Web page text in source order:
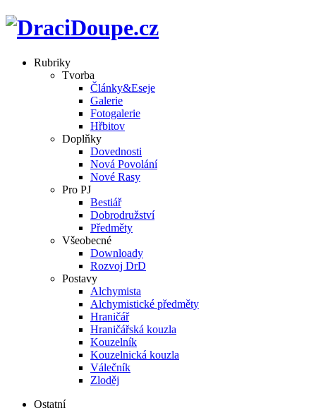
Rubriky
Tvorba
Články&Eseje
Galerie
Fotogalerie
Hřbitov
Doplňky
Dovednosti
Nová Povolání
Nové Rasy
Pro PJ
Bestiář
Dobrodružství
Předměty
Všeobecné
Downloady
Rozvoj DrD
Postavy
Alchymista
Alchymistické předměty
Hraničář
Hraničářská kouzla
Kouzelník
Kouzelnická kouzla
Válečník
Zloděj
Ostatní